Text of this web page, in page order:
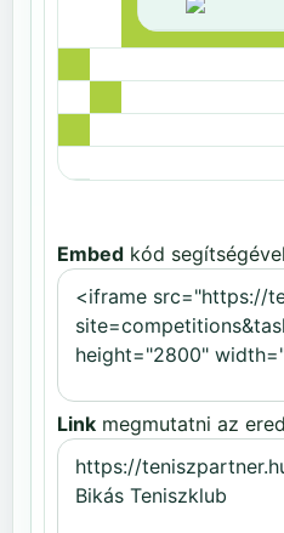
Embed kód
Link megmutatni az